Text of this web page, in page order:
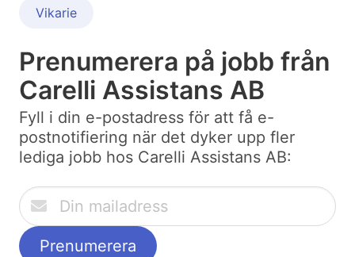
Vikarie
Prenumerera på jobb från
Carelli Assistans AB
Fyll i din e-postadress för att få e-
postnotifiering när det dyker upp fler
lediga jobb hos Carelli Assistans AB: